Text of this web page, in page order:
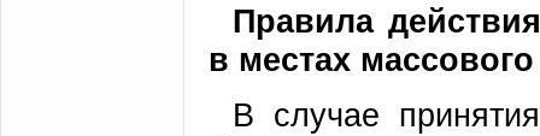
Правила
в местах
В случае